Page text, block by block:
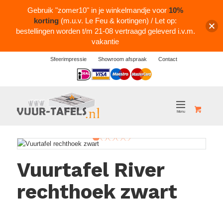
Sfeerimpressie Showroom afspraak Contact
Logos
Vuurtafel River
rechthoek zwart
Gebruik "zomer10" in je winkelmandje voor 10%
korting (m.u.v. Le Feu & kortingen) / Let op:
bestellingen worden t/m 21-08 vertraagd geleverd i.v.m.
vakantie